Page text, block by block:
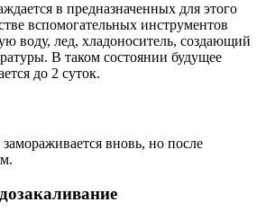
в предназначенных для этого
вспомогательных инструментов
воду, лед, хладоноситель, создающий
В таком состоянии будущее
до 2 суток.
вновь, но после